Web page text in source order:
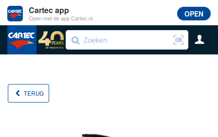
TERUG
Cartec app
Open met de app Cartec.nl OPEN